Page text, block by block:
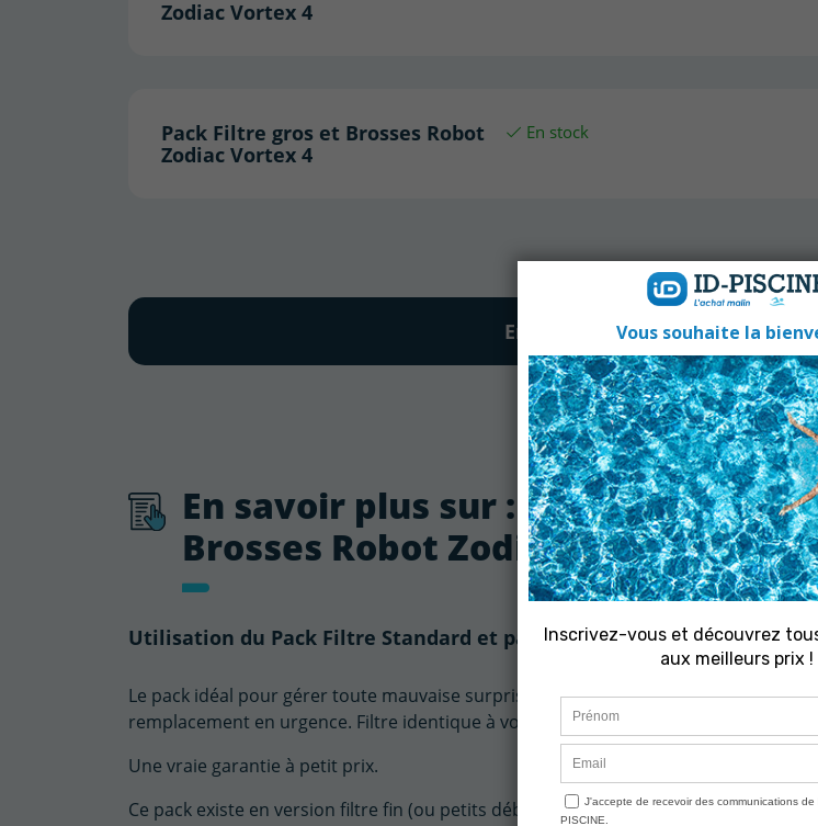
Zodiac Vortex 4
Pack Filtre gros et Brosses Robot
Zodiac Vortex 4
En stock
En savoir + Fiche technique
En savoir plus sur : Pack Filtre
Brosses Robot Zodiac Vortex 4
Utilisation du Pack Filtre Standard et paire de brosse pour Zodiac
Le pack idéal pour gérer toute mauvaise surprise et ne pas attendre si vous avez
remplacement en urgence. Filtre identique à votre filtre d'origine.
Une vraie garantie à petit prix.
Ce pack existe en version filtre fin (ou petits débris) et filtre gros débris.